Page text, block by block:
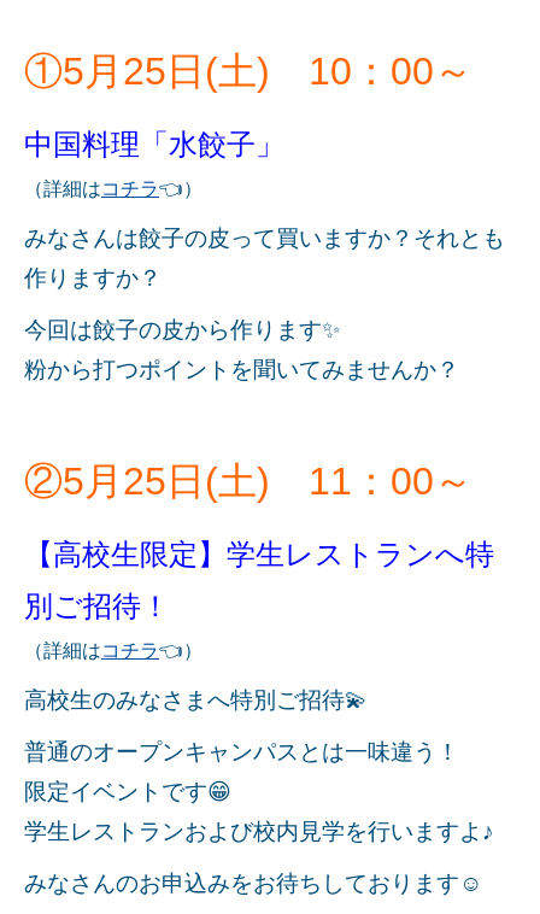
①5月25日(土) 10：00～
中国料理「水餃子」
（詳細はコチラ👈）
みなさんは餃子の皮って買いますか？それとも
作りますか？
今回は餃子の皮から作ります✨
粉から打つポイントを聞いてみませんか？
②5月25日(土) 11：00～
【高校生限定】学生レストランへ特
別ご招待！
（詳細はコチラ👈）
高校生のみなさまへ特別ご招待💫
普通のオープンキャンパスとは一味違う！
限定イベントです😁
学生レストランおよび校内見学を行いますよ♪
みなさんのお申込みをお待ちしております☺